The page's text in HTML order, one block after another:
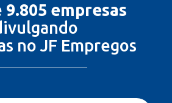
9.805 empresas
no JF Empregos